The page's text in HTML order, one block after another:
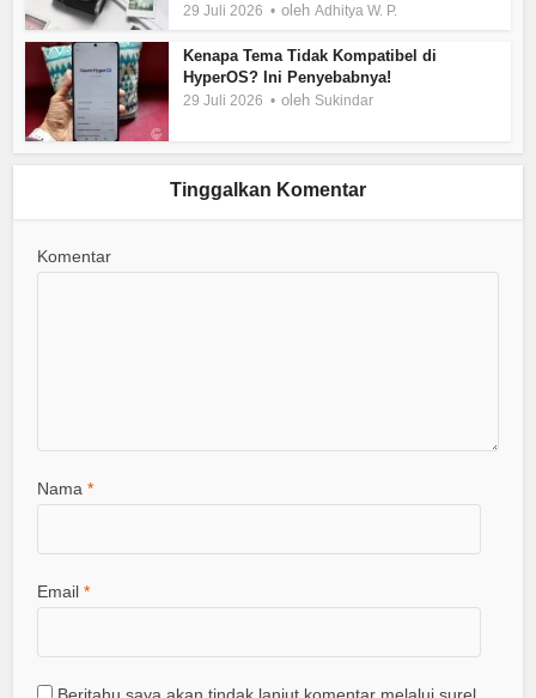
29 Juli 2026 olehAdhitya W. P.
Kenapa Tema Tidak Kompatibel di
HyperOS? Ini Penyebabnya!
29 Juli 2026 oleh Sukindar
Tinggalkan Komentar
Komentar
Nama*
Email*